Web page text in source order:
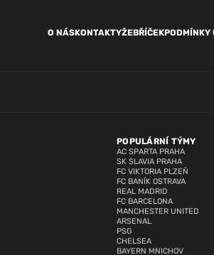
O NÁSKONTAKTYŽEBŘÍČEKPODMÍNKY
POPULÁRNÍ TÝMY
AC SPARTA PRAHA
SK SLAVIA PRAHA
FC VIKTORIA PLZEŇ
FC BANÍK OSTRAVA
REAL MADRID
FC BARCELONA
MANCHESTER UNITED
ARSENAL
PSG
CHELSEA
BAYERN MNICHOV